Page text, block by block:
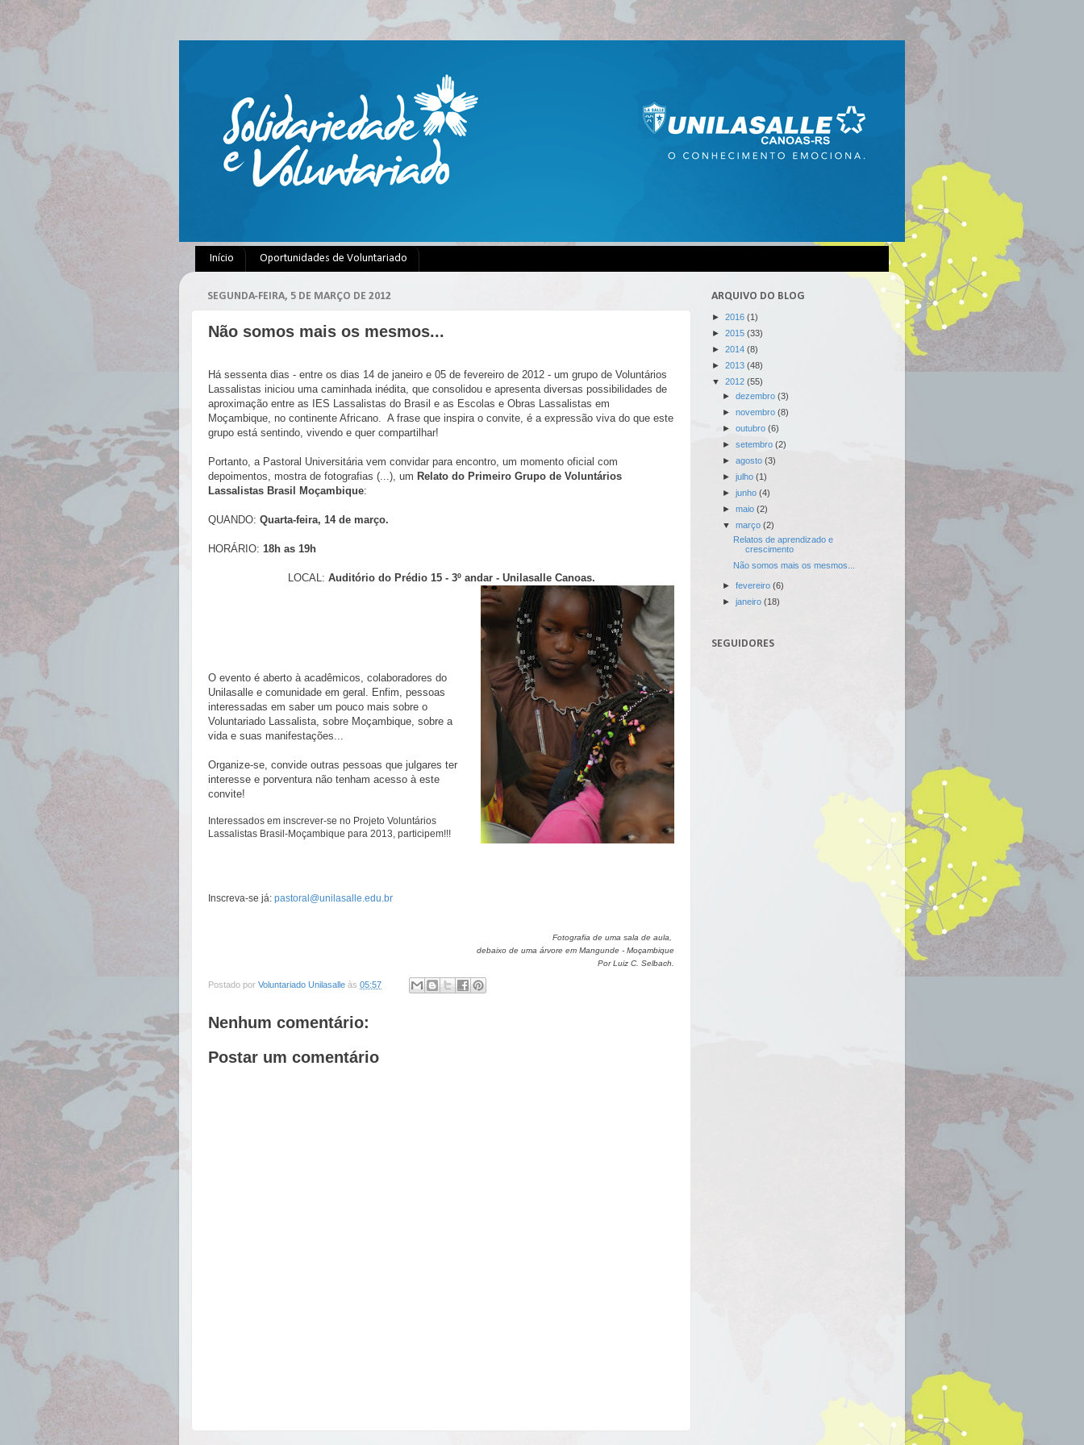
Início Oportunidades de Voluntariado
SEGUNDA-FEIRA, 5 DE MARÇO DE 2012
Não somos mais os mesmos...
Há sessenta dias - entre os dias 14 de janeiro e 05 de fevereiro de 2012 - um grupo de Voluntários
Lassalistas iniciou uma caminhada inédita, que consolidou e apresenta diversas possibilidades de
aproximação entre as IES Lassalistas do Brasil e as Escolas e Obras Lassalistas em
Moçambique, no continente Africano. A frase que inspira o convite, é a expressão viva do que este
grupo está sentindo, vivendo e quer compartilhar!
Portanto, a Pastoral Universitária vem convidar para encontro, um momento oficial com
depoimentos, mostra de fotografias (...), um Relato do Primeiro Grupo de Voluntários
Lassalistas Brasil Moçambique:
QUANDO: Quarta-feira, 14 de março.
HORÁRIO: 18h as 19h
LOCAL: Auditório do Prédio 15 - 3º andar - Unilasalle Canoas.
O evento é aberto à acadêmicos, colaboradores do
Unilasalle e comunidade em geral. Enfim, pessoas
interessadas em saber um pouco mais sobre o
Voluntariado Lassalista, sobre Moçambique, sobre a
vida e suas manifestações...
Organize-se, convide outras pessoas que julgares ter
interesse e porventura não tenham acesso à este
convite!
Interessados em inscrever-se no Projeto Voluntários
Lassalistas Brasil-Moçambique para 2013, participem!!!
Inscreva-se já: pastoral@unilasalle.edu.br
Fotografia de uma sala de aula,
debaixo de uma árvore em Mangunde - Moçambique
Por Luiz C. Selbach.
Postado por Voluntariado Unilasalle às 05:57
Nenhum comentário:
Postar um comentário
ARQUIVO DO BLOG
► 2016 (1)
► 2015 (33)
► 2014 (8)
► 2013 (48)
▼ 2012 (55)
► dezembro (3)
► novembro (8)
► outubro (6)
► setembro (2)
► agosto (3)
► julho (1)
► junho (4)
► maio (2)
▼ março (2)
Relatos de aprendizado e
crescimento
Não somos mais os mesmos...
► fevereiro (6)
► janeiro (18)
SEGUIDORES